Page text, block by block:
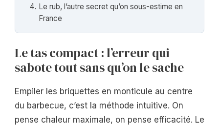
Le rub, l’autre secret qu’on sous-estime en
France
Le tas compact : l’erreur qui
sabote tout sans qu’on le sache
Empiler les briquettes en monticule au centre
du barbecue, c’est la méthode intuitive. On
pense chaleur maximale, on pense efficacité. Le